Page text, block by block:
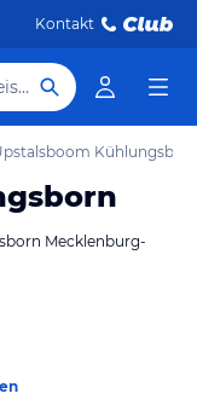
Kontakt
Hotel, Reiseziel
Mecklenburg-